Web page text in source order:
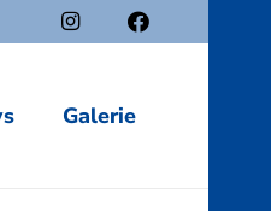
Galerie